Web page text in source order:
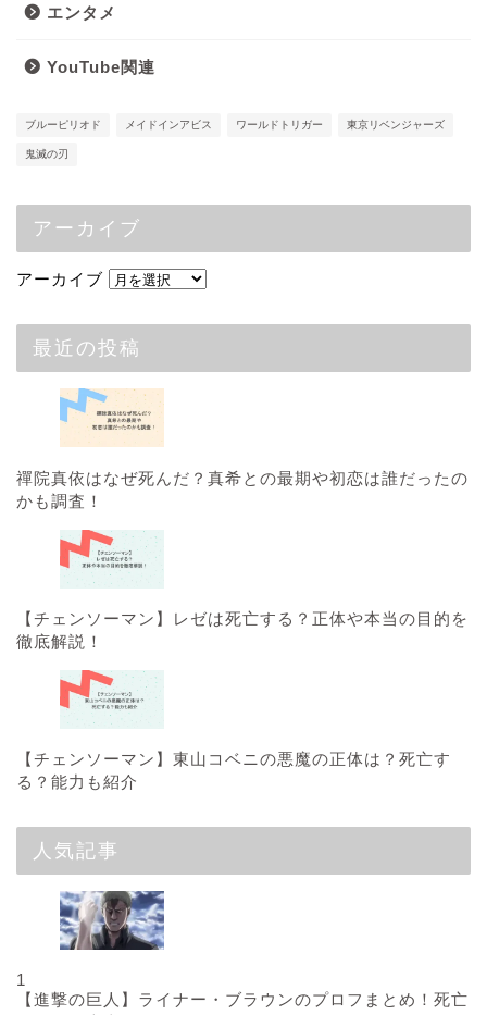
エンタメ
YouTube関連
ブルーピリオド メイドインアビス ワールドトリガー 東京リベンジャーズ
鬼滅の刃
アーカイブ
アーカイブ
最近の投稿
禪院真依はなぜ死んだ？真希との最期や初恋は誰だったの
かも調査！
【チェンソーマン】レゼは死亡する？正体や本当の目的を
徹底解説！
【チェンソーマン】東山コベニの悪魔の正体は？死亡す
る？能力も紹介
人気記事
1
【進撃の巨人】ライナー・ブラウンのプロフまとめ！死亡